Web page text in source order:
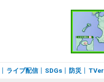
ライブ配信 SDGs 防災 TVer